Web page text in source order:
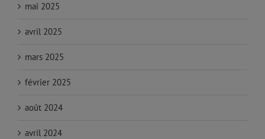
mai 2025
avril 2025
mars 2025
février 2025
août 2024
avril 2024